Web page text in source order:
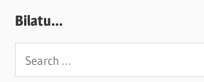
Bilatu…
for: